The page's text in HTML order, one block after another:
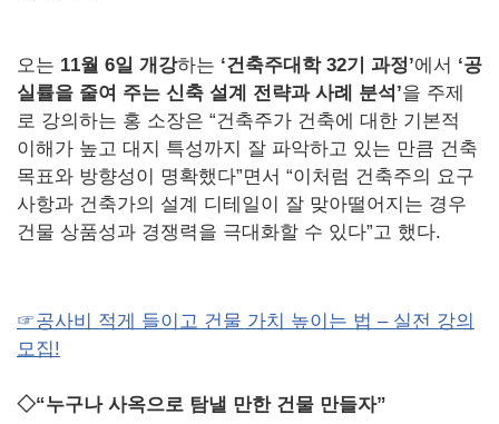
오는 11월 6일 개강하는 ‘건축주대학 32기 과정’에서 ‘공
실률을 줄여 주는 신축 설계 전략과 사례 분석’을 주제
로 강의하는 홍 소장은 “건축주가 건축에 대한 기본적
이해가 높고 대지 특성까지 잘 파악하고 있는 만큼 건축
목표와 방향성이 명확했다”면서 “이처럼 건축주의 요구
사항과 건축가의 설계 디테일이 잘 맞아떨어지는 경우
건물 상품성과 경쟁력을 극대화할 수 있다”고 했다.
☞공사비 적게 들이고 건물 가치 높이는 법 – 실전 강의
모집!
◇“누구나 사옥으로 탐낼 만한 건물 만들자”